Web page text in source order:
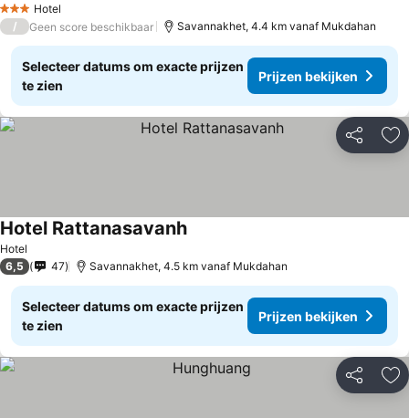
3 SterrenHotel
/ Geen score beschikbaar Savannakhet, 4.4 km vanaf Mukdahan
Selecteer datums om exacte prijzen
te zien
Prijzen bekijken
Delen
Hotel
Hotel Rattanasavanh
6,5 47 Savannakhet, 4.5 km vanaf Mukdahan
Selecteer datums om exacte prijzen
te zien
Prijzen bekijken
Delen